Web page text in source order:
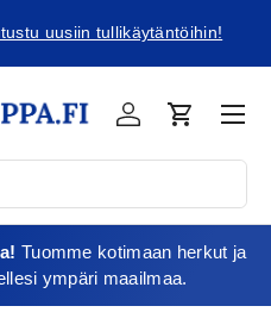
uusiin tullikäytäntöihin!
KirjauduOstoskori
Tuomme kotimaan herkut ja
ympäri maailmaa.